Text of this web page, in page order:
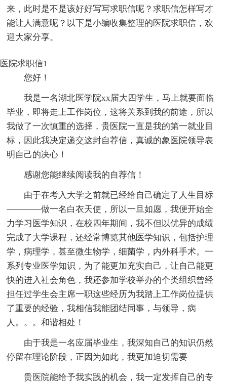
来，此时是不是该好好写写求职信呢？求职信怎样写才
能让人满意呢？以下是小编收集整理的医院求职信，欢
迎大家分享。
医院求职信1
您好！
我是一名湖北医学院xx届大四学生，马上就要面临
毕业，即将走上工作岗位，这将关系到我的前途，所以
我做了一次慎重的选择，贵医院一直是我的第一就业目
标，因此我决定递交这封自荐信，真诚的象医院领导表
明自己的决心！
感谢您能继续阅读我的自荐信！
由于在考入大学之前就已经给自己确定了人生目标
————做一名白衣天使，所以一旦如愿，我便开始全
力学习医学知识，在校四年期间，我不但以优异的成绩
完成了大学课程，还经常博览其他医学知识，包括护理
学，病理学，甚至微生物学，细菌学，内外科手术。一
系列专业医学知识，为了能更加充实自己，让自己能更
快的进入社会角色，我还参加学校举办的个类组织曾经
担任过学生会主席一职这些经历为我踏上工作岗位提供
了重要的经验，我相信我能团结同事，与领导，病
人。。。和谐相处！
由于我是一名应届毕业生，我深知自己的知识仍然
停留在理论阶段，正因为如此，我更加迫切需要
贵医院能给予我实践的机会，我一定发挥自己的专